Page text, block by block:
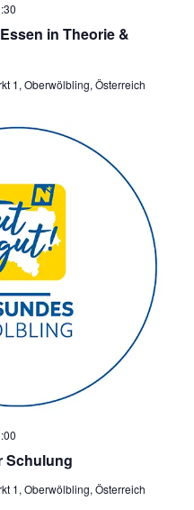
in Theorie &
1, Oberwölbling, Österreich
Schulung
1, Oberwölbling, Österreich